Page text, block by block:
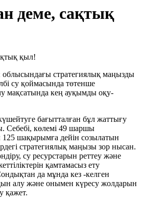
деме, сақтық
стратегиялық маңызды
су қоймасында төтенше
мақсатында кең ауқымды оқу-
бағытталған бұл жаттығу
Себебі, көлемі 49 шаршы
шақырымға дейін созылатын
стратегиялық маңызы зор нысан.
су ресурстарын реттеу және
қамтамасыз ету
да мұнда кез -келген
алу және онымен күресу жолдарын
қажет.